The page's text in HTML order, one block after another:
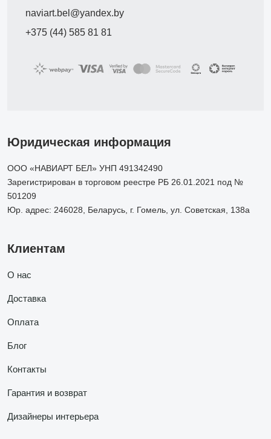
naviart.bel@yandex.by
+375 (44) 585 81 81
Юридическая информация
ООО «НАВИАРТ БЕЛ» УНП 491342490
Зарегистрирован в торговом реестре РБ 26.01.2021 под №
501209
Юр. адрес: 246028, Беларусь, г. Гомель, ул. Советская, 138а
Клиентам
О нас
Доставка
Оплата
Блог
Контакты
Гарантия и возврат
Дизайнеры интерьера